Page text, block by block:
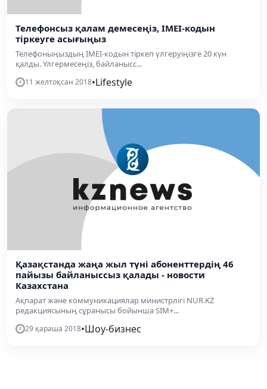
Телефонсыз қалам демесеңіз, IMEI-кодын
тіркеуге асығыңыз
Телефоныңыздың IMEI-кодын тіркеп үлгеруіңізге 20 күн
қалды. Үлгермесеңіз, байланысс...
11 желтоқсан 2018•Lifestyle
Қазақстанда жаңа жыл түні абоненттердің 46
пайызы байланыссыз қалады - новости
Казахстана
Ақпарат және коммуникациялар министрлігі NUR.KZ
редакциясының сұранысы бойынша SIM+...
29 қараша 2018•Шоу-бизнес